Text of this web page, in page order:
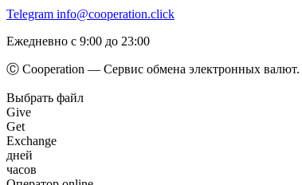
Telegram info@cooperation.click
Ежедневно с 9:00 до 23:00
Ⓒ Cooperation — Сервис обмена электронных валют.
Выбрать файл
Give
Get
Exchange
дней
часов